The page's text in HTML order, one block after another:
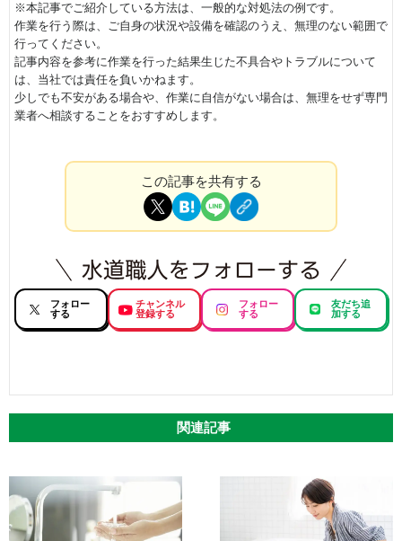
※本記事でご紹介している方法は、一般的な対処法の例です。
作業を行う際は、ご自身の状況や設備を確認のうえ、無理のない範囲で
行ってください。
記事内容を参考に作業を行った結果生じた不具合やトラブルについて
は、当社では責任を負いかねます。
少しでも不安がある場合や、作業に自信がない場合は、無理をせず専門
業者へ相談することをおすすめします。
この記事を共有する
フォロー
する
チャンネル
登録する
フォロー
する
友だち追
加する
関連記事